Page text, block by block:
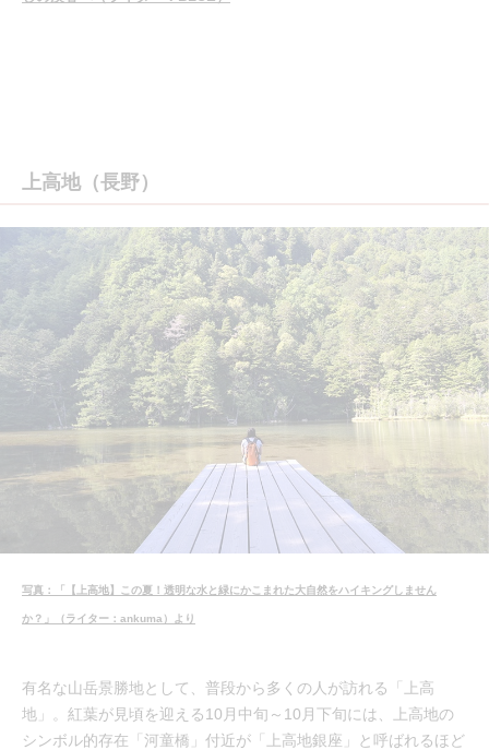
上高地（長野）
写真：「【上高地】この夏！透明な水と緑にかこまれた大自然をハイキングしません
か？」（ライター：ankuma）より
有名な山岳景勝地として、普段から多くの人が訪れる「上高
地」。紅葉が見頃を迎える10月中旬～10月下旬には、上高地の
シンボル的存在「河童橋」付近が「上高地銀座」と呼ばれるほど